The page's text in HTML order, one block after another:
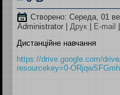
Створено: Середа, 01
Administrator |Друк E-mail
Дистанційне навчання
https://drive.google.com/
resourcekey=0-